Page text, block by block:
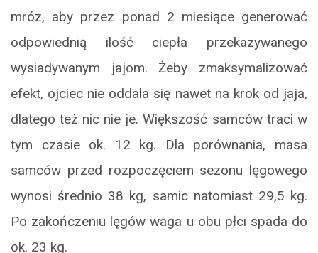
mróz, aby przez ponad 2 miesiące generować
odpowiednią ilość ciepła przekazywanego
wysiadywanym jajom. Żeby zmaksymalizować
efekt, ojciec nie oddala się nawet na krok od jaja,
dlatego też nic nie je. Większość samców traci w
tym czasie ok. 12 kg. Dla porównania, masa
samców przed rozpoczęciem sezonu lęgowego
wynosi średnio 38 kg, samic natomiast 29,5 kg.
Po zakończeniu lęgów waga u obu płci spada do
ok. 23 kg.